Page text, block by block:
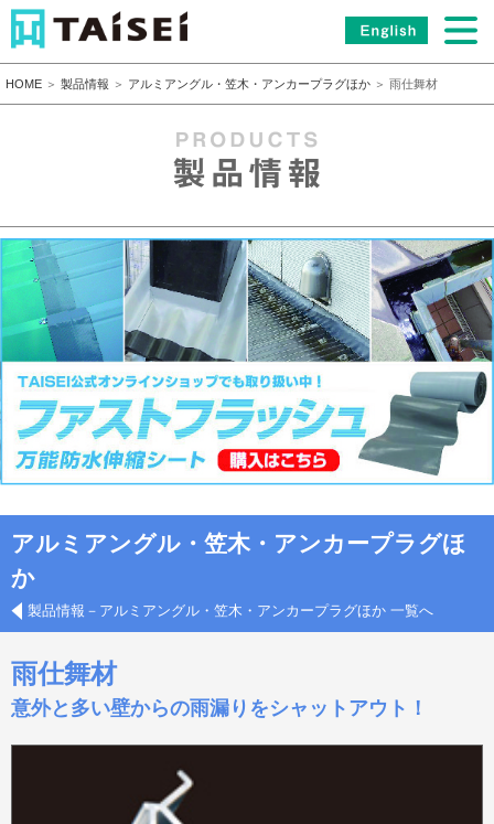
HOME ＞ 製品情報 ＞ アルミアングル・笠木・アンカープラグほか ＞ 雨仕舞材
アルミアングル・笠木・アンカープラグほ
か
製品情報－アルミアングル・笠木・アンカープラグほか 一覧へ
雨仕舞材
意外と多い壁からの雨漏りをシャットアウト！